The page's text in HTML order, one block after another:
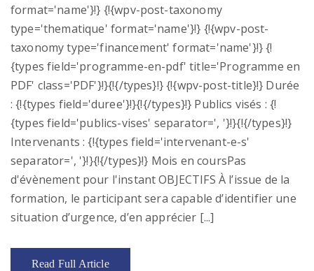
format='name'}!} {!{wpv-post-taxonomy
type='thematique' format='name'}!} {!{wpv-post-
taxonomy type='financement' format='name'}!} {!
{types field='programme-en-pdf' title='Programme en
PDF' class='PDF'}!}{!{/types}!} {!{wpv-post-title}!} Durée
: {!{types field='duree'}!}{!{/types}!} Publics visés : {!
{types field='publics-vises' separator=', '}!}{!{/types}!}
Intervenants : {!{types field='intervenant-e-s'
separator=', '}!}{!{/types}!} Mois en coursPas
d'évènement pour l'instant OBJECTIFS À l’issue de la
formation, le participant sera capable d’identifier une
situation d’urgence, d’en apprécier [...]
Read Full Article